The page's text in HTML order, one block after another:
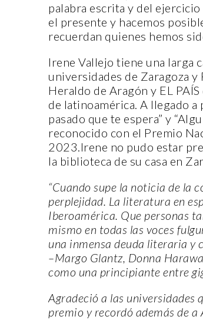
palabra escrita y del
el presente y hacemos
recuerdan quienes hemos
Irene Vallejo tiene una larga
universidades de Zaragoza
Heraldo de Aragón y EL
de latinoamérica. A llegado
pasado que te espera” y
reconocido con el Premio
2023.Irene no pudo estar
la biblioteca de su casa en
“Cuando supe la noticia de la
perplejidad. La literatura en
Iberoamérica. Que personas
mismo en todas las voces
una inmensa deuda literaria y
–Margo Glantz, Donna
como una principiante entre
Agradeció a las universidades
premio y recordó además de
CASA INDI
14 noviembre, 2022